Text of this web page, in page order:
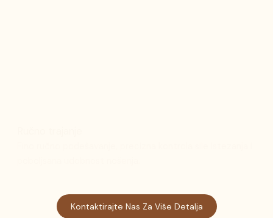
Kontaktirajte Nas Za Više Detalja